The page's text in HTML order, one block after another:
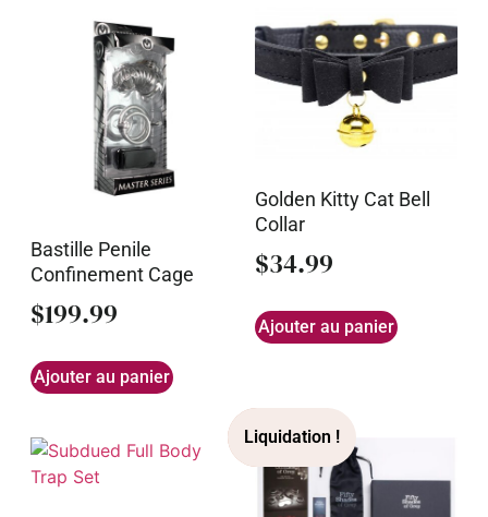
Bastille Penile
Confinement Cage
$199.99
Ajouter au panier
Golden Kitty Cat Bell
Collar
$34.99
Ajouter au panier